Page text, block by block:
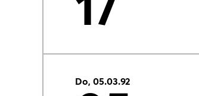
17
Do, 05.03.92